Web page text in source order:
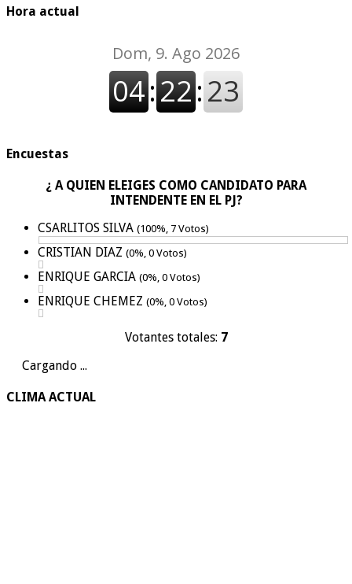
Hora actual
Encuestas
¿ A QUIEN ELEIGES COMO CANDIDATO PARA
INTENDENTE EN EL PJ?
CSARLITOS SILVA (100%, 7 Votos)
CRISTIAN DIAZ (0%, 0 Votos)
ENRIQUE GARCIA (0%, 0 Votos)
ENRIQUE CHEMEZ (0%, 0 Votos)
Votantes totales: 7
Cargando ...
CLIMA ACTUAL